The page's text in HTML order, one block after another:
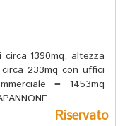
circa 1390mq, altezza
233mq con uffici
= 1453mq
Riservato